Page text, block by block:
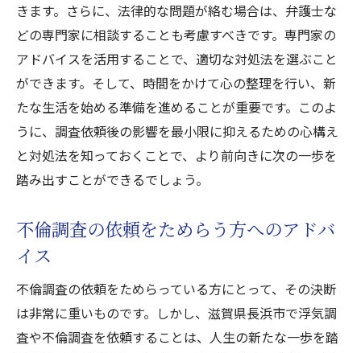
きます。さらに、法律的な問題が絡む場合は、弁護士な
どの専門家に相談することも考慮すべきです。専門家の
アドバイスを活用することで、適切な対処法を選ぶこと
ができます。そして、時間をかけて心の整理を行い、新
たな生活を始める準備を進めることが重要です。このよ
うに、調査依頼後の影響を最小限に抑えるための心構え
と対処法を知っておくことで、より前向きに次の一歩を
踏み出すことができるでしょう。
不倫調査の依頼をためらう方へのアドバ
イス
不倫調査の依頼をためらっている方にとって、その決断
は非常に重いものです。しかし、滋賀県長浜市で浮気調
査や不倫調査を依頼することは、人生の新たな一歩を踏